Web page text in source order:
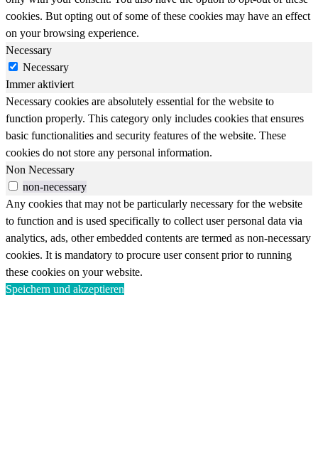
cookies. But opting out of some of these cookies may have an effect
on your browsing experience.
Necessary
Necessary
Immer aktiviert
Necessary cookies are absolutely essential for the website to
function properly. This category only includes cookies that ensures
basic functionalities and security features of the website. These
cookies do not store any personal information.
Non Necessary
non-necessary
Any cookies that may not be particularly necessary for the website
to function and is used specifically to collect user personal data via
analytics, ads, other embedded contents are termed as non-necessary
cookies. It is mandatory to procure user consent prior to running
these cookies on your website.
Speichern und akzeptieren